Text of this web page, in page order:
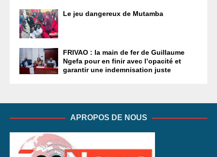
Le jeu dangereux de Mutamba
FRIVAO : la main de fer de Guillaume
Ngefa pour en finir avec l’opacité et
garantir une indemnisation juste
APROPOS DE NOUS